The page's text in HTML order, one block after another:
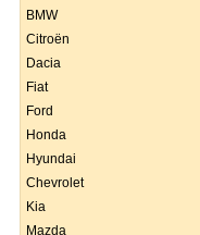
BMW
Citroën
Dacia
Fiat
Ford
Honda
Hyundai
Chevrolet
Kia
Mazda